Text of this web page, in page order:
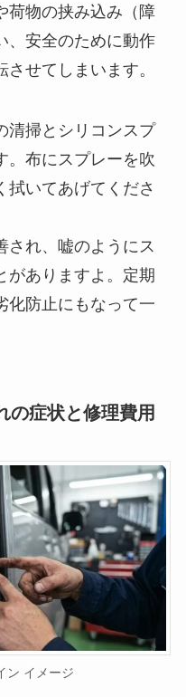
荷物の挟み込み（障
、安全のために動作
せてしまいます。
清掃とシリコンスプ
。布にスプレーを吹
拭いてあげてくださ
され、嘘のようにス
がありますよ。定期
化防止にもなって一
の症状と修理費用
ン イメージ